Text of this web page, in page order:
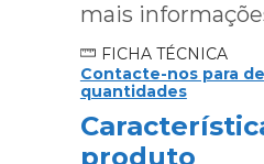
mais
FICHA TÉCNICA
Contacte-nos para
quantidades
produto